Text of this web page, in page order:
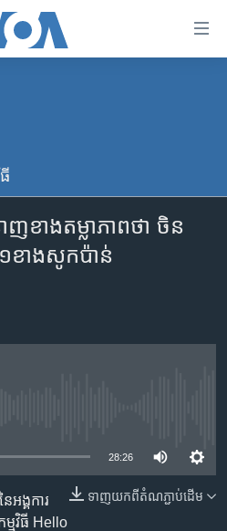
វា​​​ Podcast
ញ​ខាង​តម្លាភាព​ថា ចិន​
ខាង​សូកប៉ាន់
28:26
ទាញ​យក​ពី​តំណភ្ជាប់​ដើម
ង្គការ​
ម្មវិធី Hello